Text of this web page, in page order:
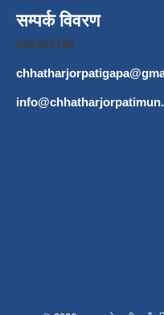
सम्पर्क विवरण
026404196